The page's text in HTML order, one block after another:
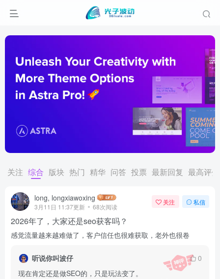
关注 综合 版块 热门 精华 问答 投票 最新回复 最高评分
long, longxiawoxing
3月11日 11:37更新 68次阅读
关注 私信
2026年了，大家还是seo获客吗？
感觉流量越来越难做了，客户信任也很难获取，老外也很卷
听说你叫波仔
0
现在肯定还是做SEO的，只是玩法变了。